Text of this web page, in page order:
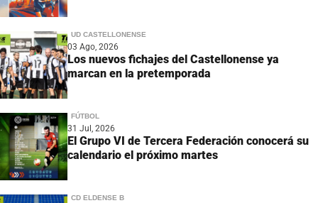
UD CASTELLONENSE
03 Ago, 2026
Los nuevos fichajes del Castellonense ya
marcan en la pretemporada
FÚTBOL
31 Jul, 2026
El Grupo VI de Tercera Federación conocerá su
calendario el próximo martes
CD ELDENSE B